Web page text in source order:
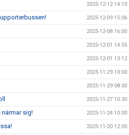
2025-12-12 14:10
2025-12-09 15:06
2025-12-08 16:00
2025-12-01 14:55
2025-12-01 13:12
2025-11-29 10:00
2025-11-29 08:00
2025-11-27 10:30
sig! 2025-11-24 10:00
2025-11-20 12:00